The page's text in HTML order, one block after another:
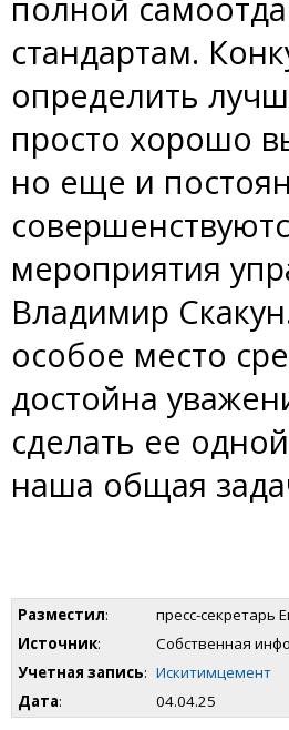
стандартам.
определить
просто хорошо
но еще и
мероприятия
Владимир
особое место
достойна
сделать ее
наша общая
Разместил:
пресс-секретарь
Источник:
Собственная
Учетная запись: Искитимцемент
Дата: 04.04.25